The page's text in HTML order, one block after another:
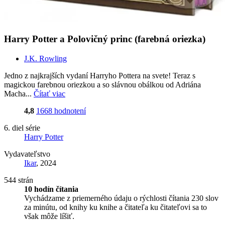
Harry Potter a Polovičný princ (farebná oriezka)
J.K. Rowling
Jedno z najkrajších vydaní Harryho Pottera na svete! Teraz s
magickou farebnou oriezkou a so slávnou obálkou od Adriána
Macha... Čítať viac
4,8 1668 hodnotení
6. diel série
Harry Potter
Vydavateľstvo
Ikar, 2024
544 strán
10 hodín čítania
Vychádzame z priemerného údaju o rýchlosti čítania 230 slov
za minútu, od knihy ku knihe a čitateľa ku čitateľovi sa to
však môže líšiť.